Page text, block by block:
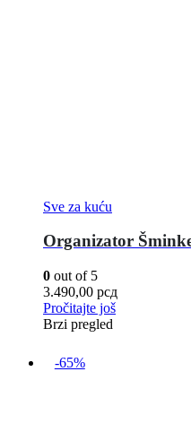
Sve za kuću
Organizator
0 out of 5
3.490,00 рсд
Pročitajte još
Brzi pregled
-65%